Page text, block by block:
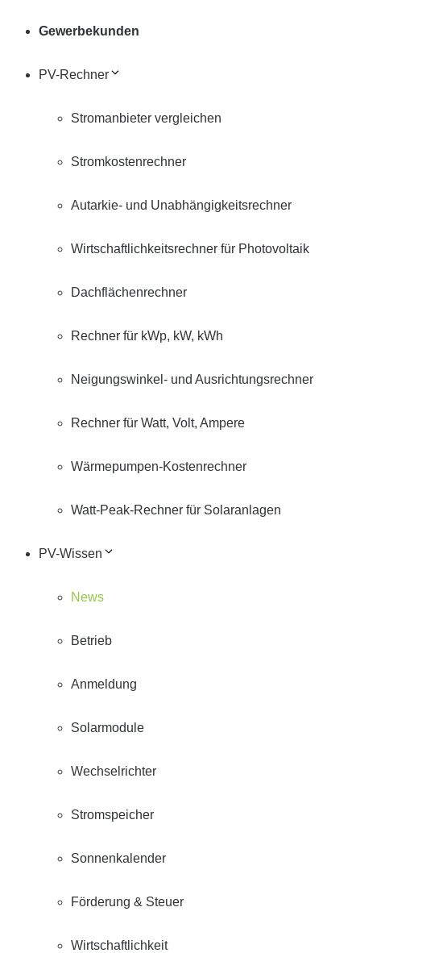
Gewerbekunden
PV-Rechner
Stromanbieter vergleichen
Stromkostenrechner
Autarkie- und Unabhängigkeitsrechner
Wirtschaftlichkeitsrechner für Photovoltaik
Dachflächenrechner
Rechner für kWp, kW, kWh
Neigungswinkel- und Ausrichtungsrechner
Rechner für Watt, Volt, Ampere
Wärmepumpen-Kostenrechner
Watt-Peak-Rechner für Solaranlagen
PV-Wissen
News
Betrieb
Anmeldung
Solarmodule
Wechselrichter
Stromspeicher
Sonnenkalender
Förderung & Steuer
Wirtschaftlichkeit